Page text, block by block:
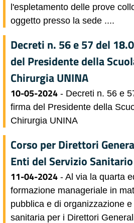
l'espletamento delle prove
oggetto presso la sede ....
Decreti n. 56 e 57 del
del Presidente della
Chirurgia UNINA
10-05-2024 - Decreti n. 56 e
firma del Presidente della
Chirurgia UNINA
Corso per Direttori
Enti del Servizio Sanitario
11-04-2024 - Al via la quarta
formazione manageriale in
pubblica e di organizzazione
sanitaria per i Direttori